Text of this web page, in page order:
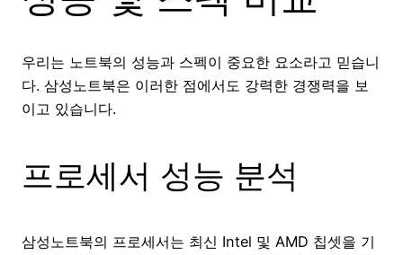
우리는 노트북의 성능과 스펙이 중요한 요소라고 믿습니
다. 삼성노트북은 이러한 점에서도 강력한 경쟁력을 보
이고 있습니다.
프로세서 성능 분석
삼성노트북의 프로세서는 최신 Intel 및 AMD 칩셋을 기